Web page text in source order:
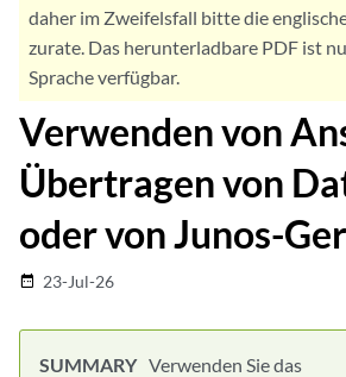
daher im Zweifelsfall bitte die
zurate. Das herunterladbare PDF ist
Sprache verfügbar.
Verwenden von
Übertragen von
oder von Junos-
date_range 23-Jul-26
Verwenden Sie das